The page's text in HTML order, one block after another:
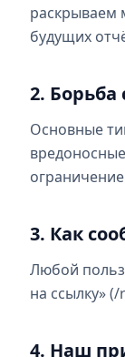
раскрываем
будущих
2. Борьба
Основные
3. Как
Любой
на ссылку»
4. Наш